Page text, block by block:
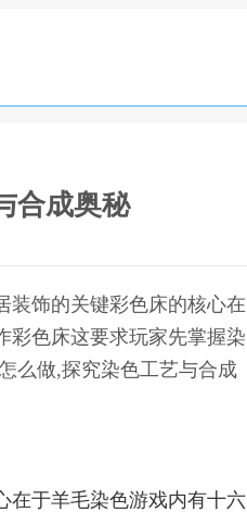
合成奥秘
装饰的关键彩色床的核心在
彩色床这要求玩家先掌握染
么做,探究染色工艺与合成
在于羊毛染色游戏内有十六